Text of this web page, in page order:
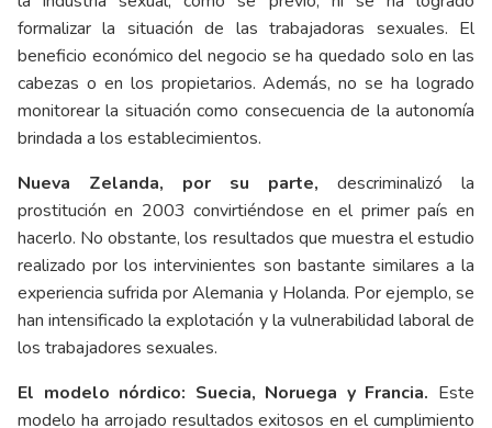
formalizar la situación de las trabajadoras sexuales. El
beneficio económico del negocio se ha quedado solo en las
cabezas o en los propietarios. Además, no se ha logrado
monitorear la situación como consecuencia de la autonomía
brindada a los establecimientos.
Nueva Zelanda, por su parte, descriminalizó la
prostitución en 2003 convirtiéndose en el primer país en
hacerlo. No obstante, los resultados que muestra el estudio
realizado por los intervinientes son bastante similares a la
experiencia sufrida por Alemania y Holanda. Por ejemplo, se
han intensificado la explotación y la vulnerabilidad laboral de
los trabajadores sexuales.
El modelo nórdico: Suecia, Noruega y Francia. Este
modelo ha arrojado resultados exitosos en el cumplimiento